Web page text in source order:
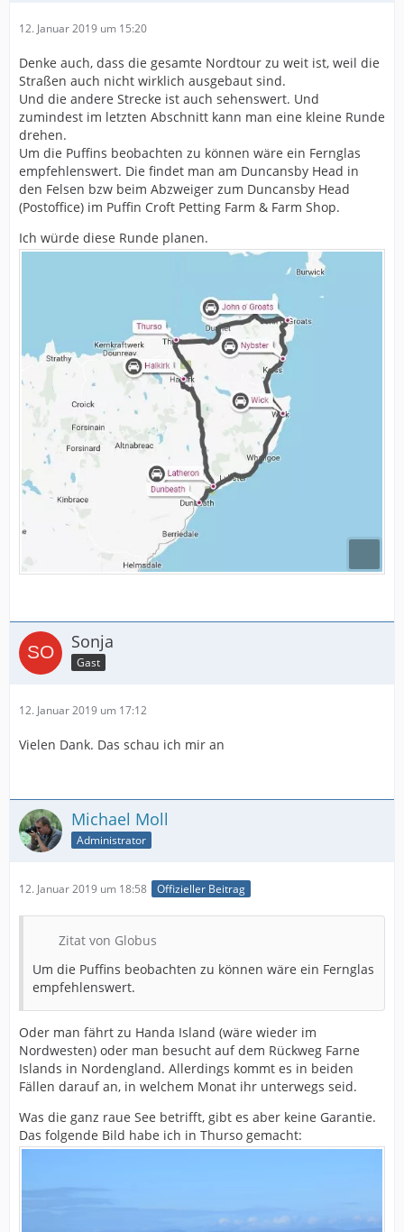
12. Januar 2019 um 15:20
Denke auch, dass die gesamte Nordtour zu weit ist, weil die
Straßen auch nicht wirklich ausgebaut sind.
Und die andere Strecke ist auch sehenswert. Und
zumindest im letzten Abschnitt kann man eine kleine Runde
drehen.
Um die Puffins beobachten zu können wäre ein Fernglas
empfehlenswert. Die findet man am Duncansby Head in
den Felsen bzw beim Abzweiger zum Duncansby Head
(Postoffice) im Puffin Croft Petting Farm & Farm Shop.
Ich würde diese Runde planen.
Sonja
Gast
12. Januar 2019 um 17:12
Vielen Dank. Das schau ich mir an
Michael Moll
Administrator
12. Januar 2019 um 18:58 Offizieller Beitrag
Zitat von Globus
Um die Puffins beobachten zu können wäre ein Fernglas
empfehlenswert.
Oder man fährt zu Handa Island (wäre wieder im
Nordwesten) oder man besucht auf dem Rückweg Farne
Islands in Nordengland. Allerdings kommt es in beiden
Fällen darauf an, in welchem Monat ihr unterwegs seid.
Was die ganz raue See betrifft, gibt es aber keine Garantie.
Das folgende Bild habe ich in Thurso gemacht: